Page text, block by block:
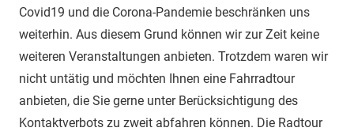
2020
Covid19 und die Corona-Pandemie beschränken uns
weiterhin. Aus diesem Grund können wir zur Zeit keine
weiteren Veranstaltungen anbieten. Trotzdem waren wir
nicht untätig und möchten Ihnen eine Fahrradtour
anbieten, die Sie gerne unter Berücksichtigung des
Kontaktverbots zu zweit abfahren können. Die Radtour